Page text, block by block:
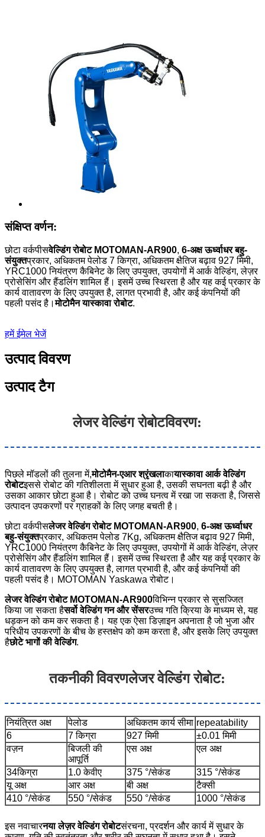
संक्षिप्त वर्णन:
छोटा वर्कपीसवेल्डिंग रोबोट MOTOMAN-AR900, 6-अक्ष ऊर्ध्वाधर बहु-
संयुक्तप्रकार, अधिकतम पेलोड 7 किग्रा, अधिकतम क्षैतिज बढ़ाव 927 मिमी,
YRC1000 नियंत्रण कैबिनेट के लिए उपयुक्त, उपयोगों में आर्क वेल्डिंग, लेज़र
प्रोसेसिंग और हैंडलिंग शामिल हैं। इसमें उच्च स्थिरता है और यह कई प्रकार के
कार्य वातावरण के लिए उपयुक्त है, लागत प्रभावी है, और कई कंपनियों की
पहली पसंद है।मोटोमैन यास्कावा रोबोट.
हमें ईमेल भेजें
उत्पाद विवरण
उत्पाद टैग
लेजर वेल्डिंग रोबोटविवरण:
पिछले मॉडलों की तुलना में,मोटोमैन-एआर श्रृंखलाकायास्कावा आर्क वेल्डिंग
रोबोटइससे रोबोट की गतिशीलता में सुधार हुआ है, उसकी सघनता बढ़ी है और
उसका आकार छोटा हुआ है। रोबोट को उच्च घनत्व में रखा जा सकता है, जिससे
उत्पादन उपकरणों पर ग्राहकों के लिए जगह बचती है।
छोटा वर्कपीसलेजर वेल्डिंग रोबोट MOTOMAN-AR900, 6-अक्ष ऊर्ध्वाधर
बहु-संयुक्तप्रकार, अधिकतम पेलोड 7Kg, अधिकतम क्षैतिज बढ़ाव 927 मिमी,
YRC1000 नियंत्रण कैबिनेट के लिए उपयुक्त, उपयोगों में आर्क वेल्डिंग, लेज़र
प्रोसेसिंग और हैंडलिंग शामिल हैं। इसमें उच्च स्थिरता है और यह कई प्रकार के
कार्य वातावरण के लिए उपयुक्त है, लागत प्रभावी है, और कई कंपनियों की
पहली पसंद है। MOTOMAN Yaskawa रोबोट।
लेजर वेल्डिंग रोबोट MOTOMAN-AR900विभिन्न प्रकार से सुसज्जित
किया जा सकता हैसर्वो वेल्डिंग गन और सेंसरउच्च गति क्रिया के माध्यम से, यह
धड़कन को कम कर सकता है। यह एक ऐसा डिज़ाइन अपनाता है जो भुजा और
परिधीय उपकरणों के बीच के हस्तक्षेप को कम करता है, और इसके लिए उपयुक्त
हैछोटे भागों की वेल्डिंग.
तकनीकी विवरणलेजर वेल्डिंग रोबोट:
नियंत्रित अक्ष पेलोड अधिकतम कार्य सीमा repeatability
6
7 किग्रा 927 मिमी
±0.01 मिमी
वज़न
बिजली की
आपूर्ति
एस अक्ष एल अक्ष
34किग्रा 1.0 केवीए 375 °/सेकंड
315 °/सेकंड
यू अक्ष
आर अक्ष बी अक्ष
टैक्सी
410 °/सेकंड
550 °/सेकंड 550 °/सेकंड 1000 °/सेकंड
इस नवाचारनया लेज़र वेल्डिंग रोबोटसंरचना, प्रदर्शन और कार्य में सुधार के